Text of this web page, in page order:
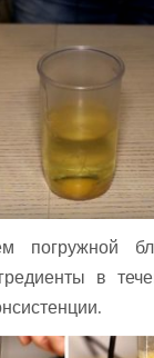
погружной
в